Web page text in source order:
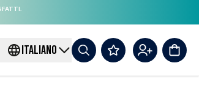
ITALIANO